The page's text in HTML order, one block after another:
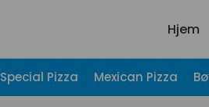
Hjem
Special Pizza Mexican Pizza